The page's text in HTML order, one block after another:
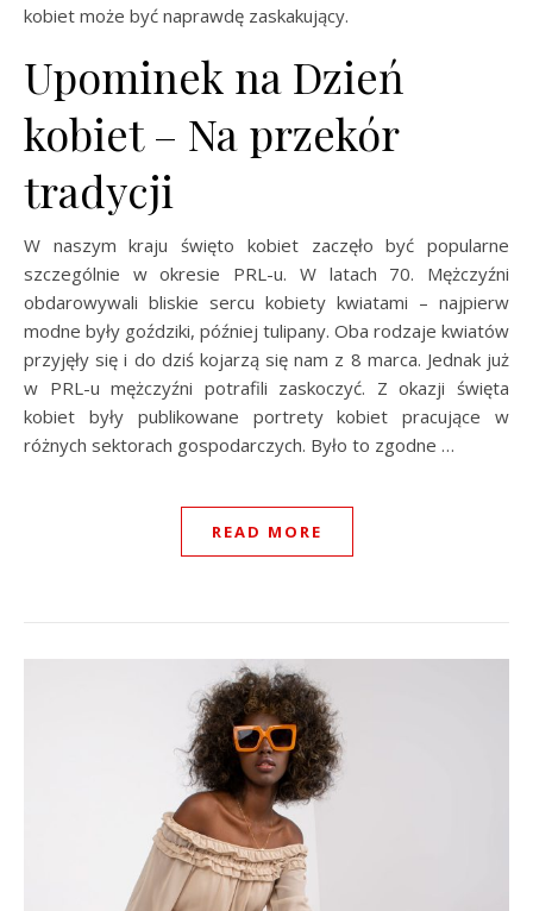
kobiet może być naprawdę zaskakujący.
Upominek na Dzień
kobiet – Na przekór
tradycji
W naszym kraju święto kobiet zaczęło być popularne
szczególnie w okresie PRL-u. W latach 70. Mężczyźni
obdarowywali bliskie sercu kobiety kwiatami – najpierw
modne były goździki, później tulipany. Oba rodzaje kwiatów
przyjęły się i do dziś kojarzą się nam z 8 marca. Jednak już
w PRL-u mężczyźni potrafili zaskoczyć. Z okazji święta
kobiet były publikowane portrety kobiet pracujące w
różnych sektorach gospodarczych. Było to zgodne …
READ MORE